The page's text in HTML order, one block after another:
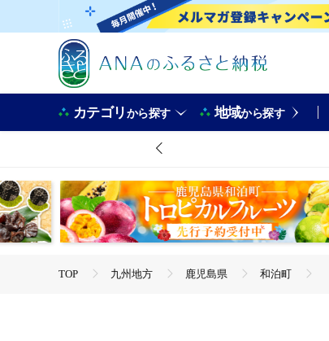
カテゴリから探す 地域から探す
TOP 九州地方 鹿児島県 和泊町